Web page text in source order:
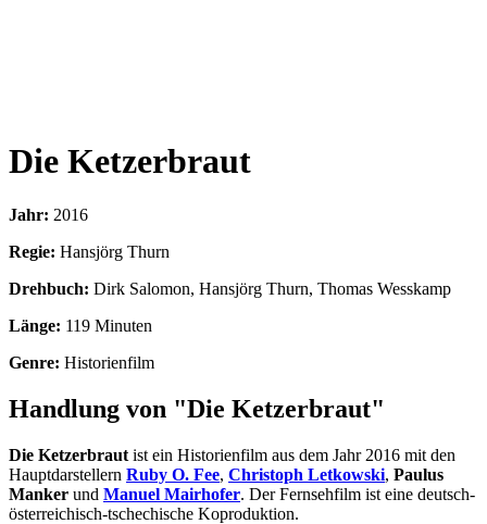
Die Ketzerbraut
Jahr: 2016
Regie: Hansjörg Thurn
Drehbuch: Dirk Salomon, Hansjörg Thurn, Thomas Wesskamp
Länge: 119 Minuten
Genre: Historienfilm
Handlung von "Die Ketzerbraut"
Die Ketzerbraut ist ein Historienfilm aus dem Jahr 2016 mit den
Hauptdarstellern Ruby O. Fee, Christoph Letkowski, Paulus
Manker und Manuel Mairhofer. Der Fernsehfilm ist eine deutsch-
österreichisch-tschechische Koproduktion.